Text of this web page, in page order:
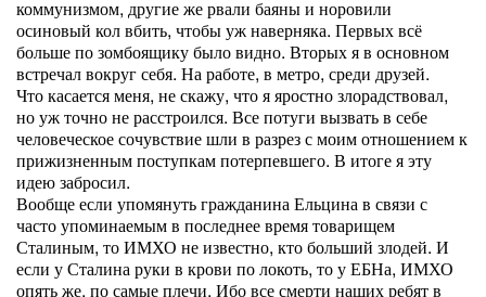
коммунизмом, другие же рвали баяны и норовили
осиновый кол вбить, чтобы уж наверняка. Первых всё
больше по зомбоящику было видно. Вторых я в основном
встречал вокруг себя. На работе, в метро, среди друзей.
Что касается меня, не скажу, что я яростно злорадствовал,
но уж точно не расстроился. Все потуги вызвать в себе
человеческое сочувствие шли в разрез с моим отношением к
прижизненным поступкам потерпевшего. В итоге я эту
идею забросил.
Вообще если упомянуть гражданина Ельцина в связи с
часто упоминаемым в последнее время товарищем
Сталиным, то ИМХО не известно, кто больший злодей. И
если у Сталина руки в крови по локоть, то у ЕБНа, ИМХО
опять же, по самые плечи. Ибо все смерти наших ребят в